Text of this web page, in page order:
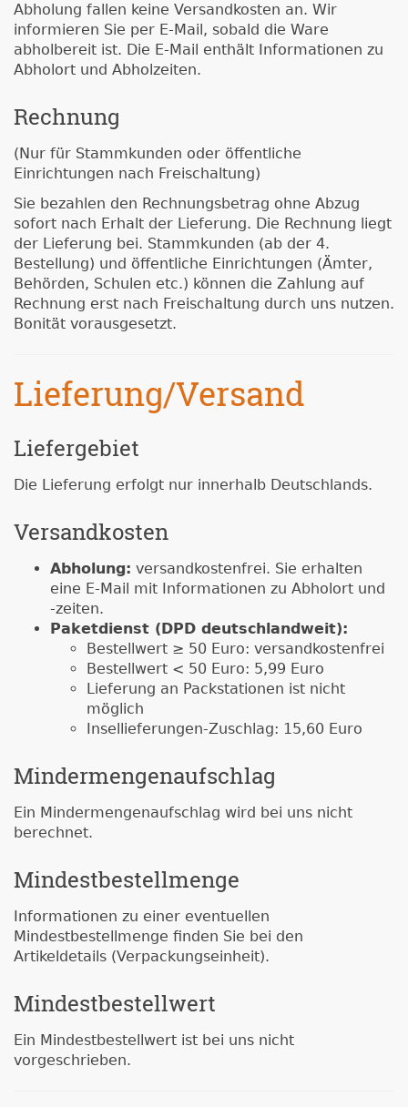
Abholung fallen keine Versandkosten an. Wir
informieren Sie per E-Mail, sobald die Ware
abholbereit ist. Die E-Mail enthält Informationen zu
Abholort und Abholzeiten.
Rechnung
(Nur für Stammkunden oder öffentliche
Einrichtungen nach Freischaltung)
Sie bezahlen den Rechnungsbetrag ohne Abzug
sofort nach Erhalt der Lieferung. Die Rechnung liegt
der Lieferung bei. Stammkunden (ab der 4.
Bestellung) und öffentliche Einrichtungen (Ämter,
Behörden, Schulen etc.) können die Zahlung auf
Rechnung erst nach Freischaltung durch uns nutzen.
Bonität vorausgesetzt.
Lieferung/Versand
Liefergebiet
Die Lieferung erfolgt nur innerhalb Deutschlands.
Versandkosten
Abholung: versandkostenfrei. Sie erhalten
eine E-Mail mit Informationen zu Abholort und
-zeiten.
Paketdienst (DPD deutschlandweit):
Bestellwert ≥ 50 Euro: versandkostenfrei
Bestellwert < 50 Euro: 5,99 Euro
Lieferung an Packstationen ist nicht
möglich
Insellieferungen-Zuschlag: 15,60 Euro
Mindermengenaufschlag
Ein Mindermengenaufschlag wird bei uns nicht
berechnet.
Mindestbestellmenge
Informationen zu einer eventuellen
Mindestbestellmenge finden Sie bei den
Artikeldetails (Verpackungseinheit).
Mindestbestellwert
Ein Mindestbestellwert ist bei uns nicht
vorgeschrieben.